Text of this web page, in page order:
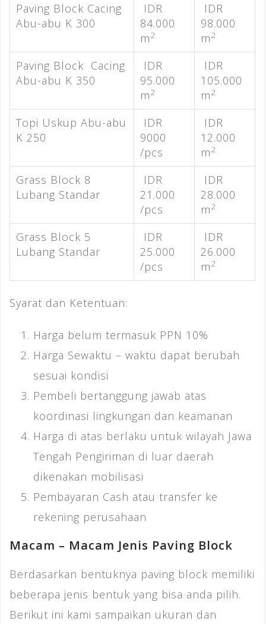
Paving Block Cacing
Abu-abu K 300
IDR
84.000
m2
IDR
98.000
m2
Paving Block Cacing
Abu-abu K 350
IDR
95.000
m2
IDR
105.000
m2
Topi Uskup Abu-abu
K 250
IDR
9000
/pcs
IDR
12.000
m2
Grass Block 8
Lubang Standar
IDR
21.000
/pcs
IDR
28.000
m2
Grass Block 5
Lubang Standar
IDR
25.000
/pcs
IDR
26.000
m2
Syarat dan Ketentuan:
Harga belum termasuk PPN 10%
Harga Sewaktu – waktu dapat berubah
sesuai kondisi
Pembeli bertanggung jawab atas
koordinasi lingkungan dan keamanan
Harga di atas berlaku untuk wilayah Jawa
Tengah Pengiriman di luar daerah
dikenakan mobilisasi
Pembayaran Cash atau transfer ke
rekening perusahaan
Macam – Macam Jenis Paving Block
Berdasarkan bentuknya paving block memiliki
beberapa jenis bentuk yang bisa anda pilih.
Berikut ini kami sampaikan ukuran dan